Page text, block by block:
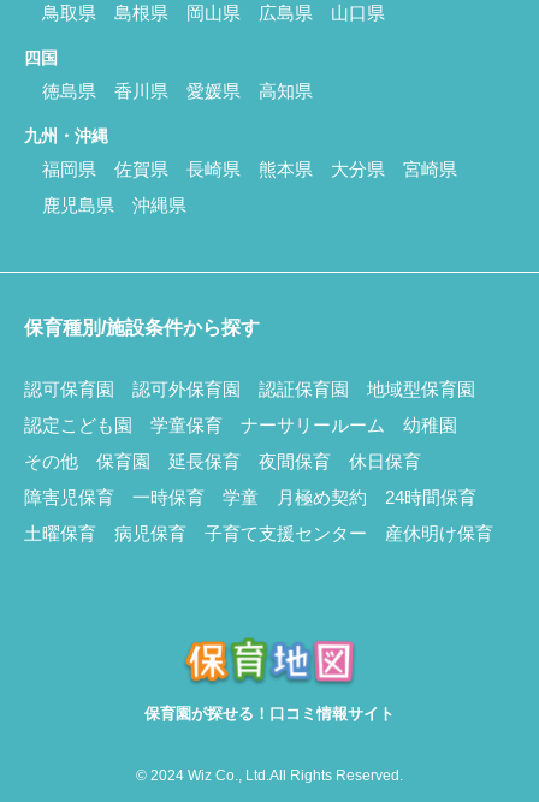
鳥取県 島根県 岡山県 広島県 山口県
四国
徳島県 香川県 愛媛県 高知県
九州・沖縄
福岡県 佐賀県 長崎県 熊本県 大分県
宮崎県
鹿児島県
沖縄県
保育種別/施設条件から探す
認可保育園 認可外保育園 認証保育園
地域型保育園
認定こども園
学童保育 ナーサリールーム
幼稚園
その他
保育園 延長保育 夜間保育
休日保育
障害児保育
一時保育 学童 月極め契約
24時間保育
土曜保育
病児保育 子育て支援センター 産休明け保育
保育園が探せる！口コミ情報サイト
© 2024 Wiz Co., Ltd.All Rights Reserved.